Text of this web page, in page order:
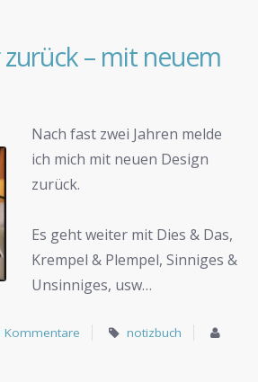
– mit neuem
Nach fast zwei Jahren melde
ich mich mit neuen Design
zurück.
Es geht weiter mit Dies & Das,
Krempel & Plempel, Sinniges &
Unsinniges, usw…
Kommentare
notizbuch